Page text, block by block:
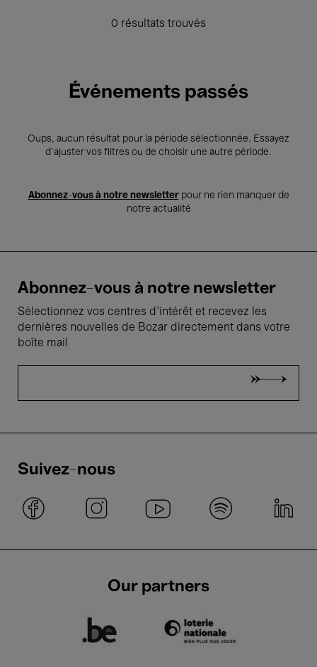
0 résultats trouvés
Événements passés
Oups, aucun résultat pour la période sélectionnée. Essayez
d’ajuster vos filtres ou de choisir une autre période.
Abonnez-vous à notre newsletterpour ne rien manquer de
notre actualité
Abonnez-vous à notre newsletter
Sélectionnez vos centres d'intérêt et recevez les
dernières nouvelles de Bozar directement dans votre
boîte mail
Suivez-nous
Our partners